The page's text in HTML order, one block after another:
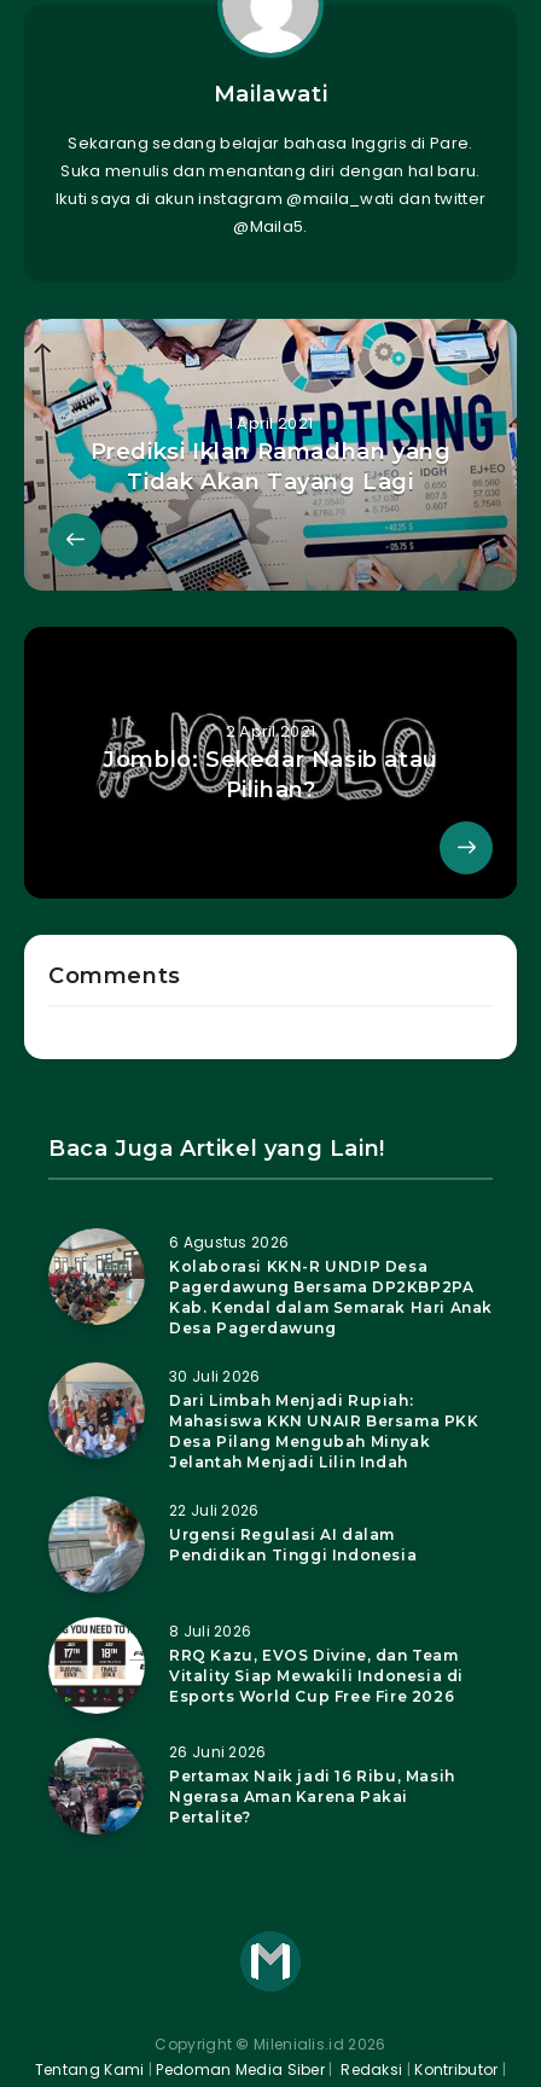
Mailawati
Sekarang sedang belajar bahasa Inggris di Pare.
Suka menulis dan menantang diri dengan hal baru.
Ikuti saya di akun instagram @maila_wati dan twitter
@Maila5.
1 April 2021
Prediksi Iklan Ramadhan yang
Tidak Akan Tayang Lagi
2 April 2021
Jomblo: Sekedar Nasib atau
Pilihan?
Comments
Baca Juga Artikel yang Lain!
6 Agustus 2026
Kolaborasi KKN-R UNDIP Desa
Pagerdawung Bersama DP2KBP2PA
Kab. Kendal dalam Semarak Hari Anak
Desa Pagerdawung
30 Juli 2026
Dari Limbah Menjadi Rupiah:
Mahasiswa KKN UNAIR Bersama PKK
Desa Pilang Mengubah Minyak
Jelantah Menjadi Lilin Indah
22 Juli 2026
Urgensi Regulasi AI dalam
Pendidikan Tinggi Indonesia
8 Juli 2026
RRQ Kazu, EVOS Divine, dan Team
Vitality Siap Mewakili Indonesia di
Esports World Cup Free Fire 2026
26 Juni 2026
Pertamax Naik jadi 16 Ribu, Masih
Ngerasa Aman Karena Pakai
Pertalite?
Copyright © Milenialis.id 2026
Tentang Kami |Pedoman Media Siber | Redaksi |Kontributor |